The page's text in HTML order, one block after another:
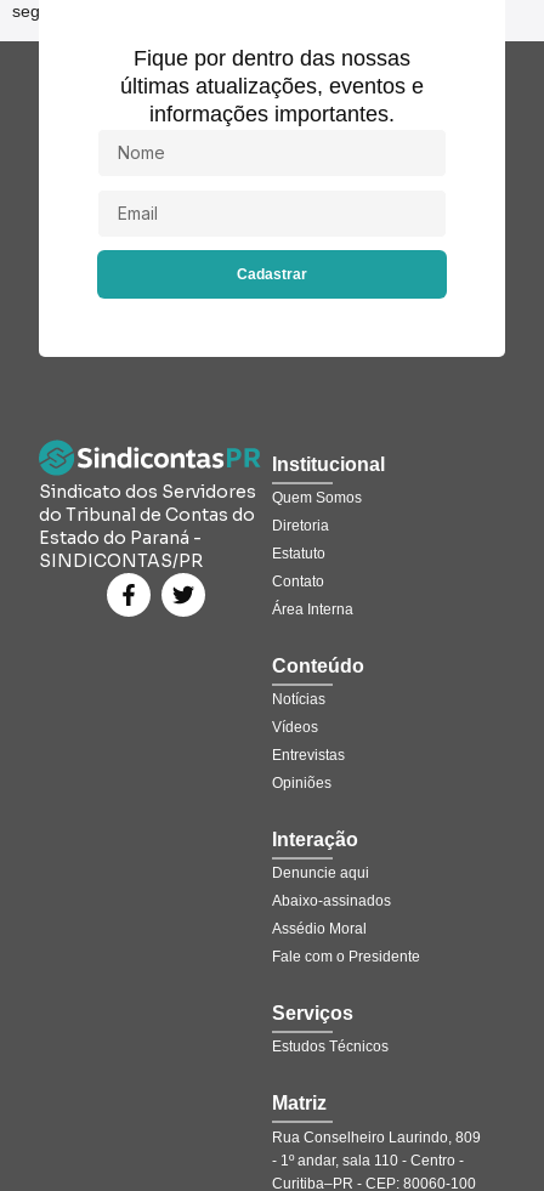
segue agora para promulgação pelo […]
Fique por dentro das nossas
últimas atualizações, eventos e
informações importantes.
Cadastrar
Sindicato dos Servidores
do Tribunal de Contas do
Estado do Paraná -
SINDICONTAS/PR
Institucional
Quem Somos
Diretoria
Estatuto
Contato
Área Interna
Conteúdo
Notícias
Vídeos
Entrevistas
Opiniões
Interação
Denuncie aqui
Abaixo-assinados
Assédio Moral
Fale com o Presidente
Serviços
Estudos Técnicos
Matriz
Rua Conselheiro Laurindo, 809
- 1º andar, sala 110 - Centro -
Curitiba–PR - CEP: 80060-100